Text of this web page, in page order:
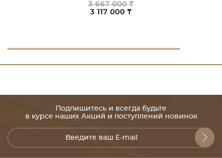
3 667 000 ₸
3 117 000 ₸
Подпишитесь и всегда будьте
в курсе наших Акций и поступлений новинок